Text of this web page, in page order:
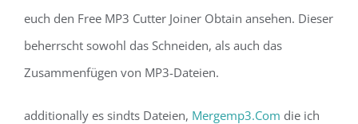
euch den Free MP3 Cutter Joiner Obtain ansehen. Dieser
beherrscht sowohl das Schneiden, als auch das
Zusammenfügen von MP3-Dateien.
additionally es sindts Dateien, Mergemp3.Com die ich